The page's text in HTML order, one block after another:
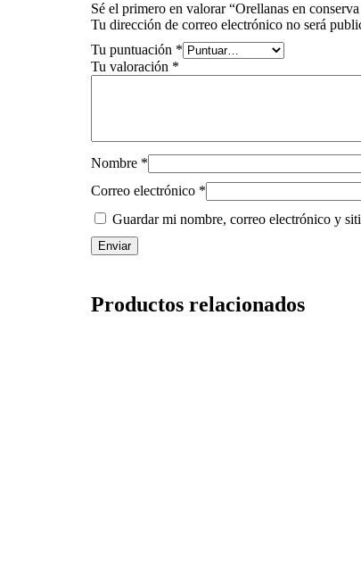
Sé el primero en valorar “Orellanas en
Tu dirección de correo electrónico no será
Tu puntuación *
Tu valoración *
Nombre *
Correo electrónico *
Guardar mi nombre, correo electrónico y
Productos relacionados